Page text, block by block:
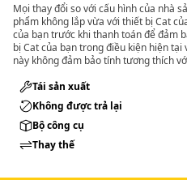
out using controlled force.
Mọi thay đổi so với cấu hình của nhà
phẩm không lắp vừa với thiết bị Cat
của bạn trước khi thanh toán để đảm
bị Cat của bạn trong điều kiện hiện tại
này không đảm bảo tính tương thích
Tái sản xuất
Không được trả lại
Bộ công cụ
Thay thế